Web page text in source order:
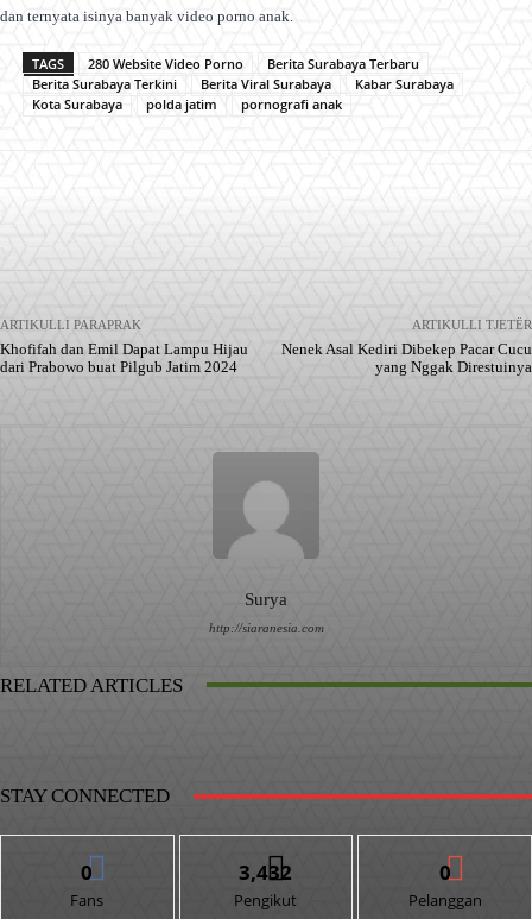
dan ternyata isinya banyak video porno anak.
TAGS 280 Website Video Porno
Berita Surabaya Terbaru
Berita Surabaya Terkini
Berita Viral Surabaya
Kabar Surabaya
Kota Surabaya
polda jatim pornografi anak
Facebook WhatsApp
ARTIKULLI PARAPRAK
Khofifah dan Emil Dapat Lampu Hijau
dari Prabowo buat Pilgub Jatim 2024
ARTIKULLI TJETËR
Nenek Asal Kediri Dibekep Pacar Cucu
yang Nggak Direstuinya
Surya
http://siaranesia.com
RELATED ARTICLES
STAY CONNECTED
0
Fans
3,432
Pengikut
0
Pelanggan